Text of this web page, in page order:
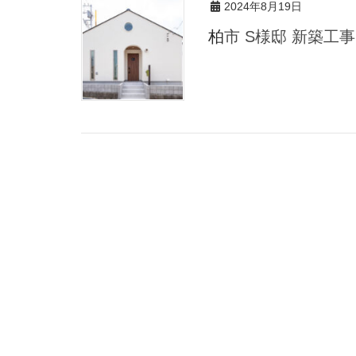
2024年8月19日
柏市 S様邸 新築工事